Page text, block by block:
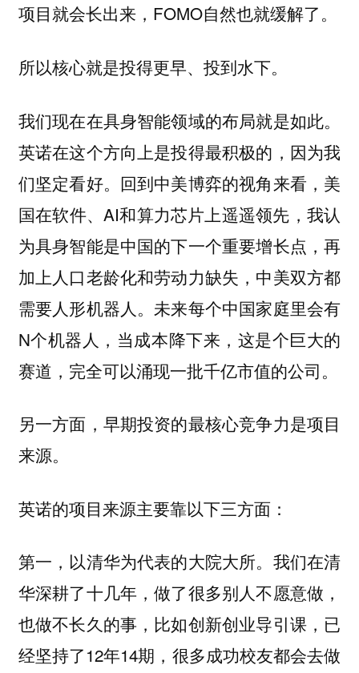
项目就会长出来，FOMO自然也就缓解了。
所以核心就是投得更早、投到水下。
我们现在在具身智能领域的布局就是如此。
英诺在这个方向上是投得最积极的，因为我
们坚定看好。回到中美博弈的视角来看，美
国在软件、AI和算力芯片上遥遥领先，我认
为具身智能是中国的下一个重要增长点，再
加上人口老龄化和劳动力缺失，中美双方都
需要人形机器人。未来每个中国家庭里会有
N个机器人，当成本降下来，这是个巨大的
赛道，完全可以涌现一批千亿市值的公司。
另一方面，早期投资的最核心竞争力是项目
来源。
英诺的项目来源主要靠以下三方面：
第一，以清华为代表的大院大所。我们在清
华深耕了十几年，做了很多别人不愿意做，
也做不长久的事，比如创新创业导引课，已
经坚持了12年14期，很多成功校友都会去做